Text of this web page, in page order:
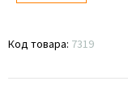
Код товара: 7319